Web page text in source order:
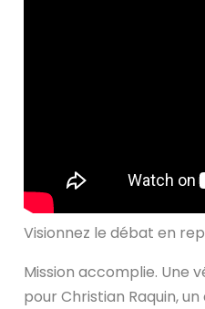
Visionnez le débat en
Mission accomplie. Une
pour Christian Raquin,